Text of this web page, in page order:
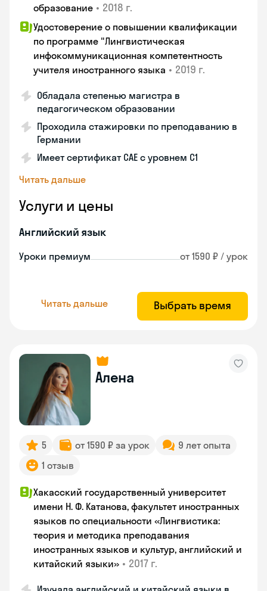
образование • 2018 г.
Удостоверение о повышении квалификации
по программе "Лингвистическая
инфокоммуникационная компетентность
учителя иностранного языка • 2019 г.
Обладала степенью магистра в
педагогическом образовании
Проходила стажировки по преподаванию в
Германии
Имеет сертификат САЕ с уровнем С1
Читать дальше
Услуги и цены
Английский язык
Уроки премиум от 1590 ₽ / урок
Читать дальше Выбрать время
Алена
5 от 1590 ₽ за урок
9 лет опыта
1 отзыв
Хакасский государственный университет
имени Н. Ф. Катанова, факультет иностранных
языков по специальности «Лингвистика:
теория и методика преподавания
иностранных языков и культур, английский и
китайский языки» • 2017 г.